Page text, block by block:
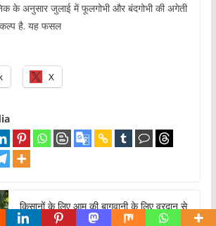
के अनुसार जुलाई में फूलगोभी और बंदगोभी की अगेती
है. यह फसल
X
किसानों के लिए आम की बागवानी के लिए वरदान से
कम नहीं है ये पौधा